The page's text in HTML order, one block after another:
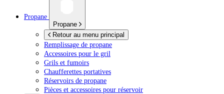
Propane
Propane
Retour au menu principal
Remplissage de propane
Accessoires pour le gril
Grils et fumoirs
Chaufferettes portatives
Réservoirs de propane
Pièces et accessoires pour réservoir